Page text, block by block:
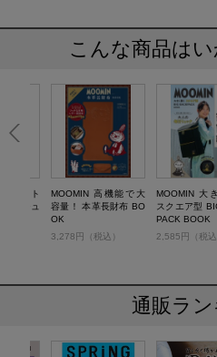
こんな商品は
ボスト
ッシュ
MOOMIN 高機能で大
容量！ 本革長財布 BO
OK
3,278円（税込）
MOOMIN 大
スクエア型
PACK BOOK
2,585円（税込
通販ラ